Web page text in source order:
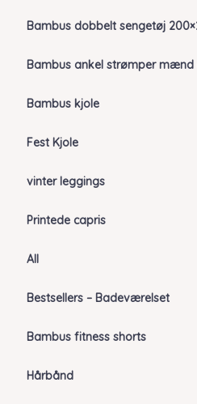
Bambus dobbelt sengetøj
Bambus ankel strømper mænd
Bambus kjole
Fest Kjole
vinter leggings
Printede capris
All
Bestsellers – Badeværelset
Bambus fitness shorts
Hårbånd